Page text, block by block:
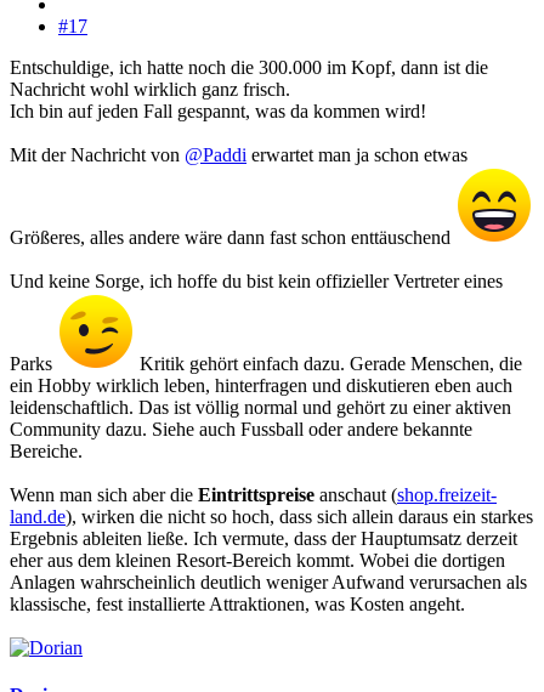
#17
Entschuldige, ich hatte noch die 300.000 im Kopf, dann ist die
Nachricht wohl wirklich ganz frisch.
Ich bin auf jeden Fall gespannt, was da kommen wird!
Mit der Nachricht von @Paddi erwartet man ja schon etwas
Größeres, alles andere wäre dann fast schon enttäuschend
Und keine Sorge, ich hoffe du bist kein offizieller Vertreter eines
Parks
Kritik gehört einfach dazu. Gerade Menschen, die
ein Hobby wirklich leben, hinterfragen und diskutieren eben auch
leidenschaftlich. Das ist völlig normal und gehört zu einer aktiven
Community dazu. Siehe auch Fussball oder andere bekannte
Bereiche.
Wenn man sich aber die Eintrittspreise anschaut (shop.freizeit-
land.de), wirken die nicht so hoch, dass sich allein daraus ein starkes
Ergebnis ableiten ließe. Ich vermute, dass der Hauptumsatz derzeit
eher aus dem kleinen Resort-Bereich kommt. Wobei die dortigen
Anlagen wahrscheinlich deutlich weniger Aufwand verursachen als
klassische, fest installierte Attraktionen, was Kosten angeht.